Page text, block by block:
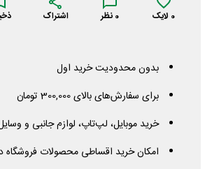
0 لایک 0 نظر اشتراک
بدون محدودیت خرید اول
برای سفارش‌های بالای 300,000 تومان
خرید موبایل، لپ‌تاپ، لوازم جانبی و
امکان خرید اقساطی محصولات